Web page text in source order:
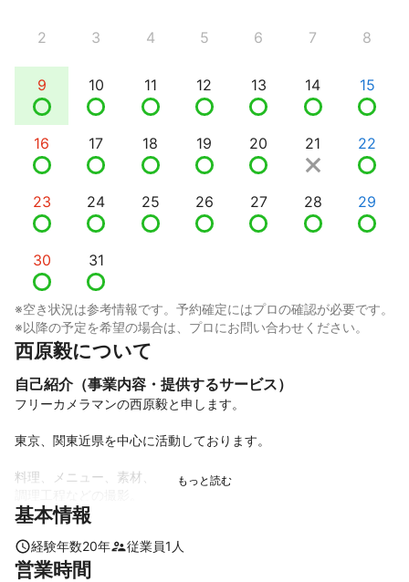
2 3 4 5 6 7 8
9 10 11 12 13 14 15
16 17 18 19 20 21 22
23 24 25 26 27 28 29
30 31
※空き状況は参考情報です。予約確定にはプロの確認が必要です。
※以降の予定を希望の場合は、プロにお問い合わせください。
西原毅について
自己紹介（事業内容・提供するサービス）
フリーカメラマンの西原毅と申します。
東京、関東近県を中心に活動しております。
料理、メニュー、素材、
飲食店等の外観、内観。
販売商品の物撮り等を得意としております。
基本情報
経験年数20年 従業員1 人
営業時間